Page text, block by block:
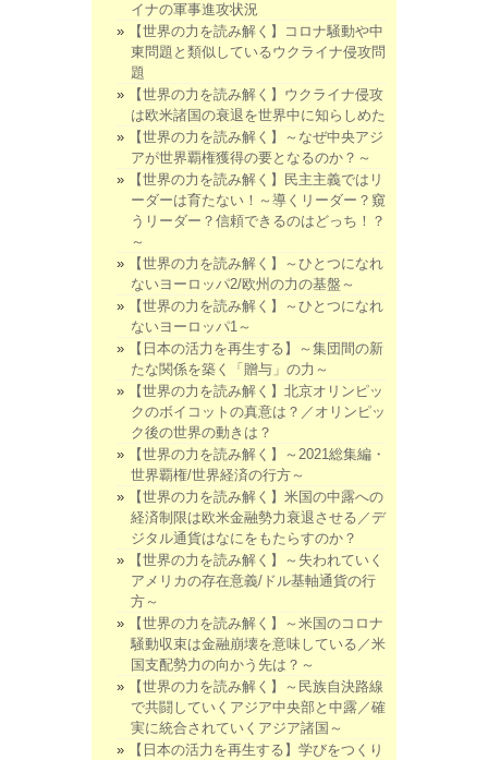
イナの軍事進攻状況
【世界の力を読み解く】コロナ騒動や中
東問題と類似しているウクライナ侵攻問
題
【世界の力を読み解く】ウクライナ侵攻
は欧米諸国の衰退を世界中に知らしめた
【世界の力を読み解く】～なぜ中央アジ
アが世界覇権獲得の要となるのか？～
【世界の力を読み解く】民主主義ではリ
ーダーは育たない！～導くリーダー？窺
うリーダー？信頼できるのはどっち！？
～
【世界の力を読み解く】～ひとつになれ
ないヨーロッパ2/欧州の力の基盤～
【世界の力を読み解く】～ひとつになれ
ないヨーロッパ1～
【日本の活力を再生する】～集団間の新
たな関係を築く「贈与」の力～
【世界の力を読み解く】北京オリンピッ
クのボイコットの真意は？／オリンピッ
ク後の世界の動きは？
【世界の力を読み解く】～2021総集編・
世界覇権/世界経済の行方～
【世界の力を読み解く】米国の中露への
経済制限は欧米金融勢力衰退させる／デ
ジタル通貨はなにをもたらすのか？
【世界の力を読み解く】～失われていく
アメリカの存在意義/ドル基軸通貨の行
方～
【世界の力を読み解く】～米国のコロナ
騒動収束は金融崩壊を意味している／米
国支配勢力の向かう先は？～
【世界の力を読み解く】～民族自決路線
で共闘していくアジア中央部と中露／確
実に統合されていくアジア諸国～
【日本の活力を再生する】学びをつくり